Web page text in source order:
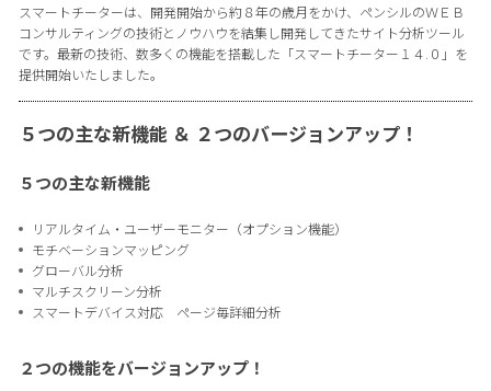
スマートチーターは、開発開始から約８年の歳月をかけ、ペンシルのＷＥＢ
コンサルティングの技術とノウハウを結集し開発してきたサイト分析ツール
です。最新の技術、数多くの機能を搭載した「スマートチーター１４.０」を
提供開始いたしました。
５つの主な新機能 ＆ ２つのバージョンアップ！
５つの主な新機能
リアルタイム・ユーザーモニター（オプション機能）
モチベーションマッピング
グローバル分析
マルチスクリーン分析
スマートデバイス対応 ページ毎詳細分析
２つの機能をバージョンアップ！